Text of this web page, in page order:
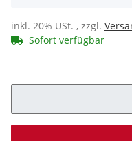
inkl. 20% USt. , zzgl.
Sofort verfügbar